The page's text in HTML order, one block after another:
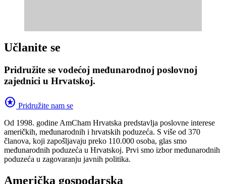
Učlanite se
Pridružite se vodećoj međunarodnoj poslovnoj
zajednici u Hrvatskoj.
stars Pridružite nam se
Od 1998. godine AmCham Hrvatska predstavlja poslovne interese
američkih, međunarodnih i hrvatskih poduzeća. S više od 370
članova, koji zapošljavaju preko 110.000 osoba, glas smo
međunarodnih poduzeća u Hrvatskoj. Prvi smo izbor međunarodnih
poduzeća u zagovaranju javnih politika.
Američka gospodarska